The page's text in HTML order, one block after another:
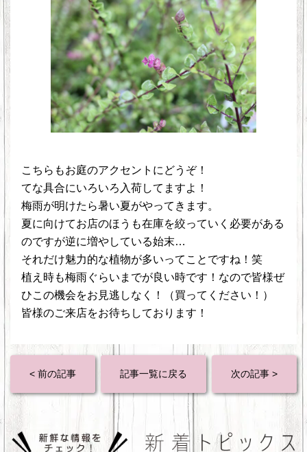
こちらもお庭のアクセントにどうぞ！
てな具合にいろいろ入荷してますよ！
梅雨が明けたら暑い夏がやってきます。
夏に向けてお店のほうも在庫を絞っていく必要がある
のですが逆に増やしている始末…
それだけ魅力的な植物が多いってことですね！笑
植え時も梅雨ぐらいまでが良い時です！なので皆様ぜ
ひこの機会をお見逃しなく！（買ってください！）
皆様のご来店をお待ちしております！
< 前の記事 記事一覧に戻る 次の記事 >